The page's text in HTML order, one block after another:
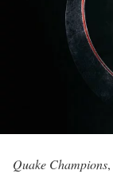
Quake Champions,